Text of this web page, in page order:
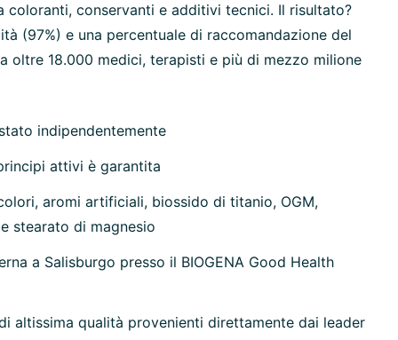
coloranti, conservanti e additivi tecnici. Il risultato?
(97%) e una percentuale di raccomandazione del
oltre 18.000 medici, terapisti e più di mezzo milione
indipendentemente
attivi è garantita
aromi artificiali, biossido di titanio, OGM,
stearato di magnesio
a Salisburgo presso il BIOGENA Good Health
altissima qualità provenienti direttamente dai leader